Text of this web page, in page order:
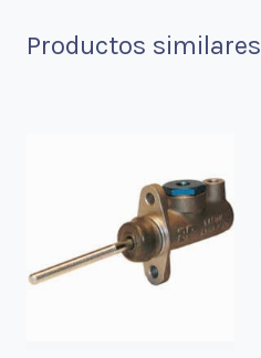
Productos similares